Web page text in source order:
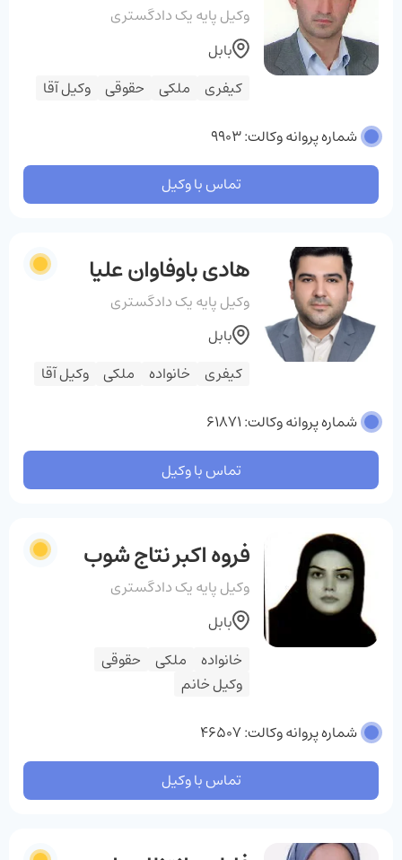
وکیل پایه یک دادگستری
کیفری ملکی حقوقی وکیل آقا
بابل
شماره پروانه وکالت: 9903
تماس با وکیل
هادی باوفاوان علیا
وکیل پایه یک دادگستری
کیفری خانواده ملکی وکیل آقا
بابل
شماره پروانه وکالت: 61871
تماس با وکیل
فروه اکبر نتاج شوب
وکیل پایه یک دادگستری
خانواده ملکی
حقوقی
وکیل خانم
بابل
شماره پروانه وکالت: 46507
تماس با وکیل